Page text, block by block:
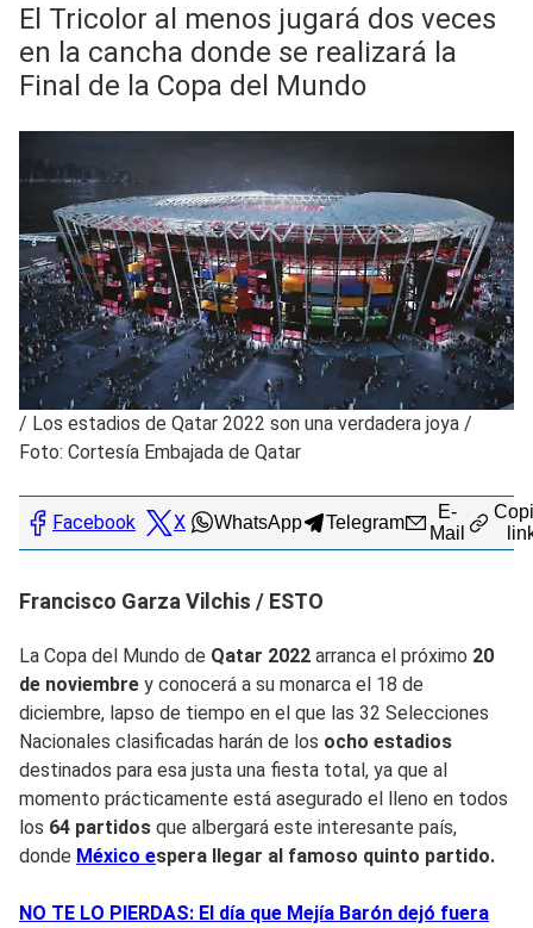
El Tricolor al menos jugará dos veces
en la cancha donde se realizará la
Final de la Copa del Mundo
/ Los estadios de Qatar 2022 son una verdadera joya /
Foto: Cortesía Embajada de Qatar
Facebook X WhatsApp Telegram
E-
Mail
Francisco Garza Vilchis / ESTO
La Copa del Mundo de Qatar 2022 arranca el próximo 20
de noviembre y conocerá a su monarca el 18 de
diciembre, lapso de tiempo en el que las 32 Selecciones
Nacionales clasificadas harán de los ocho estadios
destinados para esa justa una fiesta total, ya que al
momento prácticamente está asegurado el lleno en todos
los 64 partidos que albergará este interesante país,
donde México espera llegar al famoso quinto partido.
NO TE LO PIERDAS: El día que Mejía Barón dejó fuera